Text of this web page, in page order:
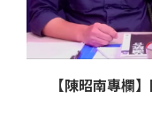
【陳昭南專欄